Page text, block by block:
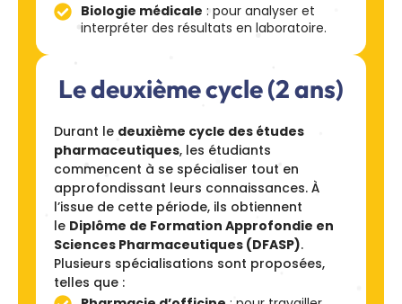
Biologie médicale : pour analyser et
interpréter des résultats en laboratoire.
Le deuxième cycle (2 ans)
Durant le deuxième cycle des études
pharmaceutiques, les étudiants
commencent à se spécialiser tout en
approfondissant leurs connaissances. À
l’issue de cette période, ils obtiennent
le Diplôme de Formation Approfondie en
Sciences Pharmaceutiques (DFASP).
Plusieurs spécialisations sont proposées,
telles que :